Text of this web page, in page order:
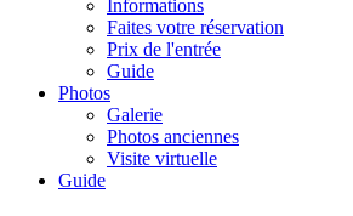
Informations
Faites votre réservation
Prix de l'entrée
Guide
Photos
Galerie
Photos anciennes
Visite virtuelle
Guide